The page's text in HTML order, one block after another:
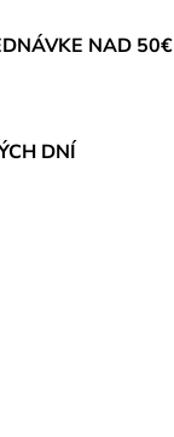
NAD 50€
DNÍ